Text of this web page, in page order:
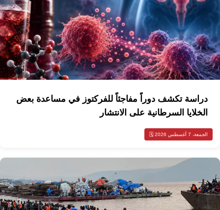
دراسة تكشف دوراً مفاجئاً للفركتوز في مساعدة بعض
الخلايا السرطانية على الانتشار
الجمعة، 7 أغسطس 2026 🗓️